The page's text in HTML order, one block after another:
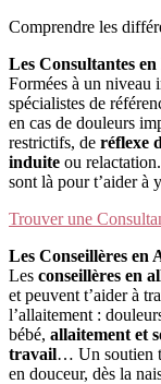
Comprendre les
Les Consultantes
Formées à un niveau
spécialistes de
en cas de douleurs
restrictifs, de réflexe
induite ou
sont là pour t’aider à
Trouver une
Les Conseillères en
Les conseillères en
et peuvent t’aider à
l’allaitement :
bébé, allaitement et
travail… Un soutien
en douceur, dès la